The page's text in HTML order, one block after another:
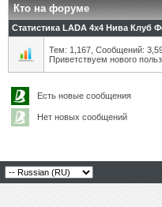
Кто на форуме
Статистика LADA 4x4 Нива Клуб
Тем: 1,167, Сообщений:
Приветствуем нового
Есть новые сообщения
Нет новых сообщений